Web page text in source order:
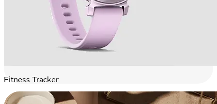
Fitness Tracker